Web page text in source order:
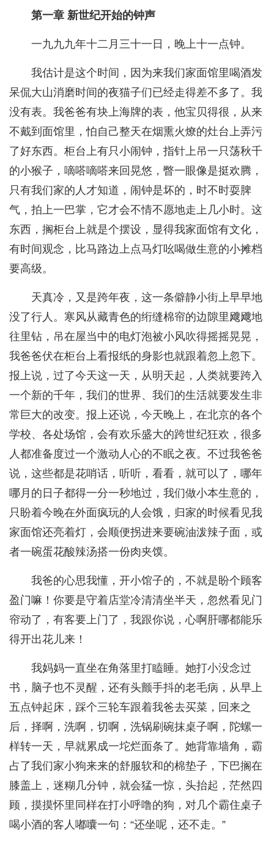
第一章 新世纪开始的钟声
一九九九年十二月三十一日，晚上十一点钟。
我估计是这个时间，因为来我们家面馆里喝酒发
呆侃大山消磨时间的夜猫子们已经走得差不多了。我
没有表。我爸爸有块上海牌的表，他宝贝得很，从来
不戴到面馆里，怕自己整天在烟熏火燎的灶台上弄污
了好东西。柜台上有只小闹钟，指针上吊一只荡秋千
的小猴子，嘀嗒嘀嗒来回晃悠，瞥一眼像是挺欢腾，
只有我们家的人才知道，闹钟是坏的，时不时耍脾
气，拍上一巴掌，它才会不情不愿地走上几小时。这
东西，搁柜台上就是个摆设，显得我家面馆有文化，
有时间观念，比马路边上点马灯吆喝做生意的小摊档
要高级。
天真冷，又是跨年夜，这一条僻静小街上早早地
没了行人。寒风从藏青色的绗缝棉帘的边隙里飕飕地
往里钻，吊在屋当中的电灯泡被小风吹得摇摇晃晃，
我爸爸伏在柜台上看报纸的身影也就跟着忽上忽下。
报上说，过了今天这一天，从明天起，人类就要跨入
一个新的千年，我们的世界、我们的生活就要发生非
常巨大的改变。报上还说，今天晚上，在北京的各个
学校、各处场馆，会有欢乐盛大的跨世纪狂欢，很多
人都准备度过一个激动人心的不眠之夜。不过我爸爸
说，这些都是花哨话，听听，看看，就可以了，哪年
哪月的日子都得一分一秒地过，我们做小本生意的，
只盼着今晚在外面疯玩的人会饿，归家的时候看见我
家面馆还亮着灯，会顺便拐进来要碗油泼辣子面，或
者一碗蛋花酸辣汤搭一份肉夹馍。
我爸的心思我懂，开小馆子的，不就是盼个顾客
盈门嘛！你要是守着店堂冷清清坐半天，忽然看见门
帘动了，有客要上门了，我跟你说，心啊肝哪都能乐
得开出花儿来！
我妈妈一直坐在角落里打瞌睡。她打小没念过
书，脑子也不灵醒，还有头颤手抖的老毛病，从早上
五点钟起床，踩个三轮车跟着我爸去买菜，回来之
后，择啊，洗啊，切啊，洗锅刷碗抹桌子啊，陀螺一
样转一天，早就累成一坨烂面条了。她背靠墙角，霸
占了我们家小狗来来的舒服软和的棉垫子，下巴搁在
膝盖上，迷糊几分钟，就会猛一惊，头抬起，茫然四
顾，摸摸怀里同样在打小呼噜的狗，对几个霸住桌子
喝小酒的客人嘟囔一句：“还坐呢，还不走。”